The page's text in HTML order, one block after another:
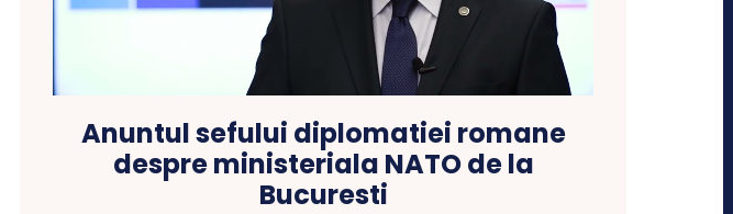
Anuntul sefului diplomatiei romane
despre ministeriala NATO de la
Bucuresti